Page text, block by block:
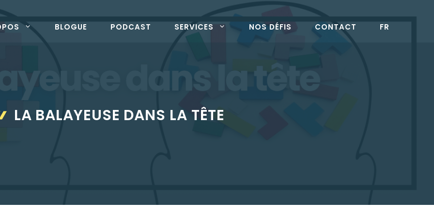
BLOGUE PODCAST SERVICES NOS DÉFIS CONTACT FR
LA BALAYEUSE DANS LA TÊTE